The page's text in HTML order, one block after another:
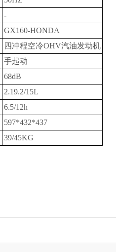
-
GX160-HONDA
四冲程空冷OHV汽油发动机
手起动
68dB
2.19.2/15L
6.5/12h
597*432*437
39/45KG